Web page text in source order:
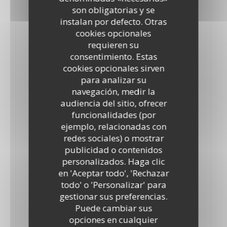
son obligatorias y se
instalan por defecto. Otras
cookies opcionales
requieren su
consentimiento. Estas
cookies opcionales sirven
para analizar su
navegación, medir la
audiencia del sitio, ofrecer
funcionalidades (por
ejemplo, relacionadas con
redes sociales) o mostrar
publicidad o contenidos
personalizados. Haga clic
en 'Aceptar todo', 'Rechazar
todo' o 'Personalizar' para
gestionar sus preferencias.
Puede cambiar sus
opciones en cualquier
10,10 EUR
Au vrai chocolat chaud et crème chantilly « maison »
Assortiment de Sorbets de saison
9,90 EUR
Les Profiteroles au vrai chocolat chaud
10,10 EUR
Glace vanille, et crème chantilly « maison »
Colonel Sorbet Citron & Vodka
10,40 EUR
L’Assiette de trois fromages
9,10 EUR
Café Gourmand
10,40 EUR